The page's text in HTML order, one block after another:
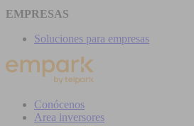
EMPRESAS
Soluciones para empresas
Conócenos
Area inversores